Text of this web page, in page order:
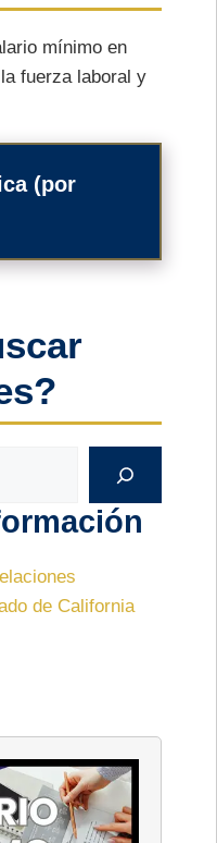
mínimo en
fuerza laboral y
(por
de California